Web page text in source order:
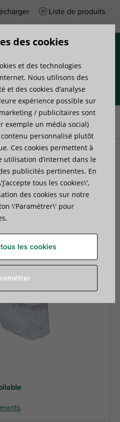
Liste de produits
toits terrasses»Accessoires pour
pour toiture
Filtrer
des cookies
et des technologies
Nous utilisons des
et des cookies d’analyse
expérience possible sur
/ publicitaires sont
exemple un média social)
personnalisé plutôt
Ces cookies permettent à
utilisation d’internet dans le
publicités pertinentes. En
tous les cookies\',
des cookies sur notre
\'Paramétrer\' pour
les cookies